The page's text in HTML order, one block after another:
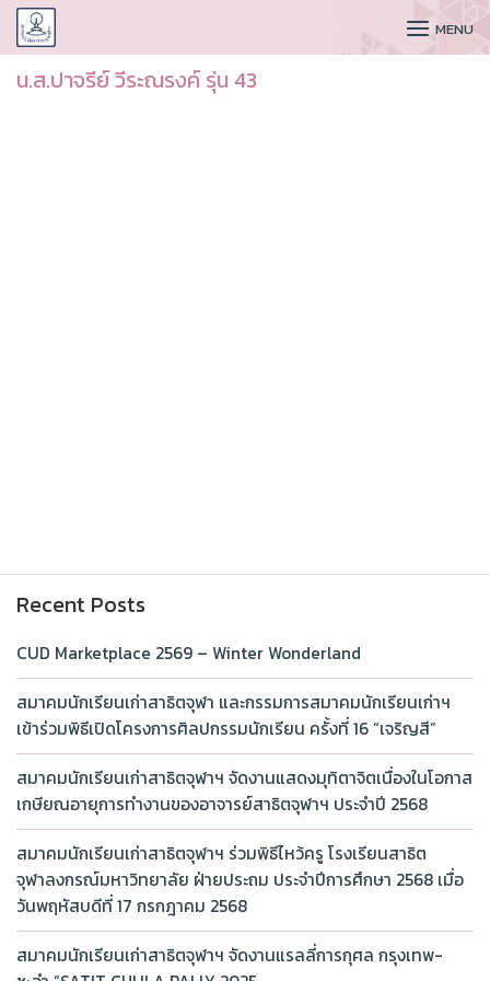
CUDAA MENU
น.ส.ปาจรีย์ วีระณรงค์ รุ่น 43
Recent Posts
CUD Marketplace 2569 – Winter Wonderland
สมาคมนักเรียนเก่าสาธิตจุฬา และกรรมการสมาคมนักเรียนเก่าฯ
เข้าร่วมพิธีเปิดโครงการศิลปกรรมนักเรียน ครั้งที่ 16 “เจริญสี”
สมาคมนักเรียนเก่าสาธิตจุฬาฯ จัดงานแสดงมุทิตาจิตเนื่องในโอกาส
เกษียณอายุการทำงานของอาจารย์สาธิตจุฬาฯ ประจำปี 2568
สมาคมนักเรียนเก่าสาธิตจุฬาฯ ร่วมพิธีไหว้ครู โรงเรียนสาธิต
จุฬาลงกรณ์มหาวิทยาลัย ฝ่ายประถม ประจำปีการศึกษา 2568 เมื่อ
วันพฤหัสบดีที่ 17 กรกฎาคม 2568
สมาคมนักเรียนเก่าสาธิตจุฬาฯ จัดงานแรลลี่การกุศล กรุงเทพ-